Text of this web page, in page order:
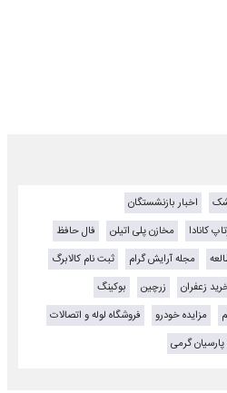
اخبار بازنشستگان
کانادا مخازن پلی اتیلن
فال حافظ
مجله آرایش گرام
ثبت نام کالابرگ
زعفران زرچین
بوکینگ
مزایده خودرو
فروشگاه لوله و اتصالات
گرمی